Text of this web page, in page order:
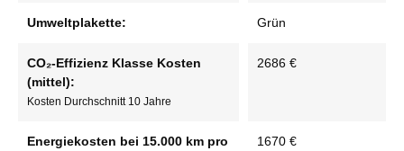
Umweltplakette: Grün
CO₂-Effizienz Klasse Kosten
(mittel):
Kosten Durchschnitt 10 Jahre
2686 €
Energiekosten bei 15.000 km pro
1670 €